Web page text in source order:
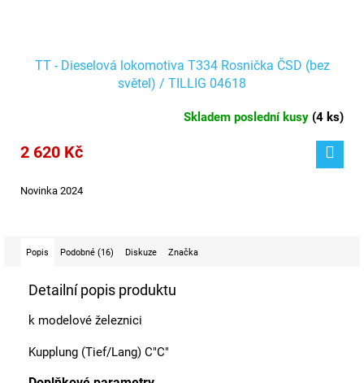
TT - Dieselová lokomotiva T334 Rosnička ČSD (bez
světel) / TILLIG 04618
Skladem poslední kusy (4 ks)
2 620 Kč
Novinka 2024
Popis Podobné (16) Diskuze Značka
Detailní popis produktu
k modelové železnici
Kupplung (Tief/Lang) C"C"